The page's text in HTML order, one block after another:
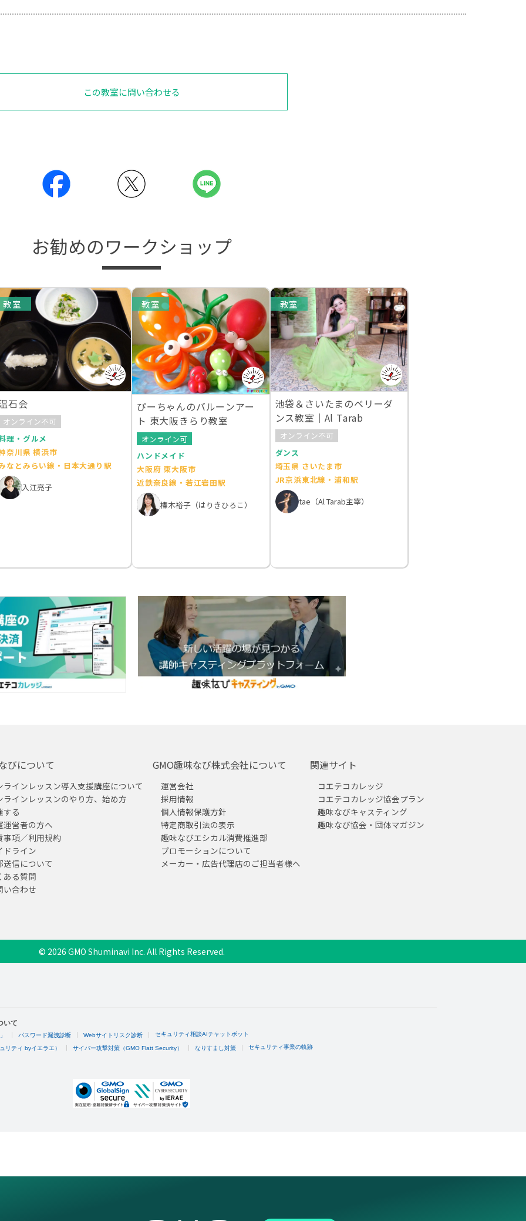
この教室に問い合わせる
お勧めのワークショップ
教室
石会
オンライン不可
理・グルメ
奈川県 横浜市
なとみらい線・日本大通り駅
入江亮子
教室
ぴーちゃんのバルーンアー
ト 東大阪きらり教室
オンライン可
ハンドメイド
大阪府 東大阪市
近鉄奈良線・若江岩田駅
榛木裕子（はりきひろこ）
教室
池袋＆さいたまのベリーダ
ンス教室｜Al Tarab
オンライン不可
ダンス
埼玉県 さいたま市
JR京浜東北線・浦和駅
tae（Al Tarab主宰）
びについて
ラインレッスン導入支援講座について
ラインレッスンのやり方、始め方
する
運営者の方へ
事項／利用規約
ドライン
送信について
ある質問
い合わせ
GMO趣味なび株式会社について
運営会社
採用情報
個人情報保護方針
特定商取引法の表示
趣味なびエシカル消費推進部
プロモーションについて
メーカー・広告代理店のご担当者様へ
関連サイト
コエテコカレッジ
コエテコカレッジ協会プラン
趣味なびキャスティング
趣味なび協会・団体マガジン
© 2026 GMO Shuminavi Inc. All Rights Reserved.